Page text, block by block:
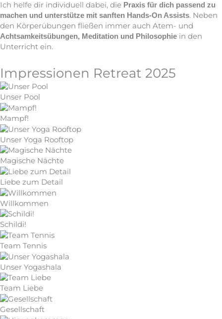
Ich helfe dir individuell dabei, die Praxis für dich passend zu
machen und unterstütze mit sanften Hands-On Assists. Neben
den Körperübungen fließen immer auch Atem- und
Achtsamkeitsübungen, Meditation und Philosophie in den
Unterricht ein.
Impressionen Retreat 2025
Unser Pool
Mampf!
Unser Yoga Rooftop
Magische Nächte
Liebe zum Detail
Willkommen
Schildi!
Team Tennis
Unser Yogashala
Team Liebe
Gesellschaft